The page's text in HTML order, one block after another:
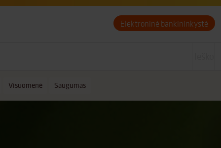
Elektroninė bankininkystė
Visuomenė Saugumas